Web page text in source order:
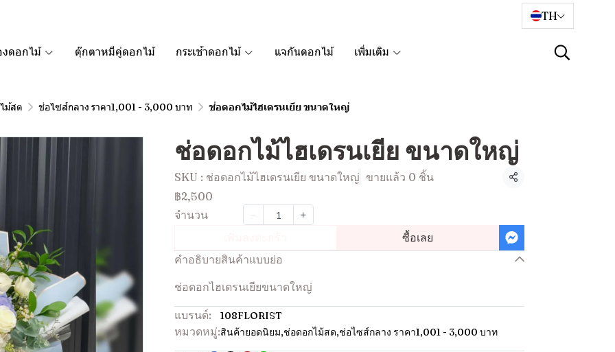
TH
ดอกไม้ ตุ๊กตาหมีคู่ดอกไม้ กระเช้าดอกไม้ แจกันดอกไม้ เพิ่มเติม
ม้สด ช่อไซส์กลาง ราคา1,001 - 3,000 บาท ช่อดอกไม้ไฮเดรนเยีย ขนาดใหญ่
ช่อดอกไม้ไฮเดรนเยีย ขนาดใหญ่
SKU : ช่อดอกไม้ไฮเดรนเยีย ขนาดใหญ่ ขายแล้ว 0 ชิ้น
แชร์
฿2,500
จำนวน
ซื้อเลย
คำอธิบายสินค้าแบบย่อ
ช่อดอกไฮเดรนเยียขนาดใหญ่
แบรนด์: 108FLORIST
หมวดหมู่:สินค้ายอดนิยม,ช่อดอกไม้สด,ช่อไซส์กลาง ราคา1,001 - 3,000 บาท